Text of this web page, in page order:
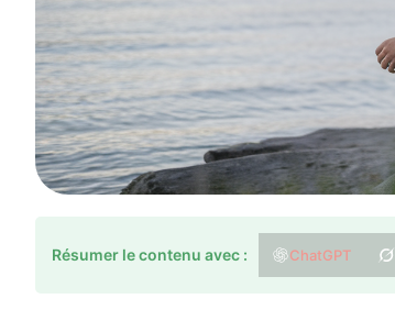
Résumer le contenu avec : ChatGPT